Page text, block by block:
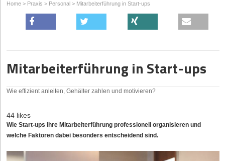
Home > Praxis > Personal > Mitarbeiterführung in Start-ups
Mitarbeiterführung in Start-ups
Wie effizient anleiten, Gehälter zahlen und motivieren?
44 likes
Wie Start-ups ihre Mitarbeiterführung professionell organisieren und
welche Faktoren dabei besonders entscheidend sind.